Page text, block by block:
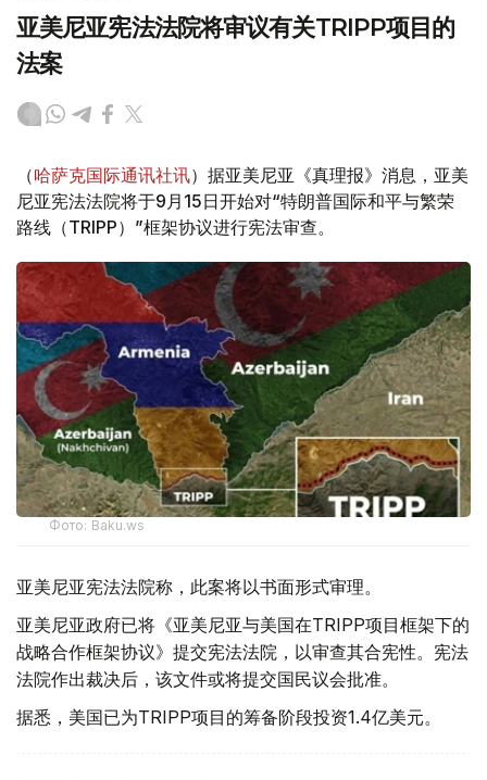
亚美尼亚宪法法院将审议有关TRIPP项目的
法案
（哈萨克国际通讯社讯）据亚美尼亚《真理报》消息，亚美
尼亚宪法法院将于9月15日开始对“特朗普国际和平与繁荣
路线（TRIPP）”框架协议进行宪法审查。
Фото: Baku.ws
亚美尼亚宪法法院称，此案将以书面形式审理。
亚美尼亚政府已将《亚美尼亚与美国在TRIPP项目框架下的
战略合作框架协议》提交宪法法院，以审查其合宪性。宪法
法院作出裁决后，该文件或将提交国民议会批准。
据悉，美国已为TRIPP项目的筹备阶段投资1.4亿美元。